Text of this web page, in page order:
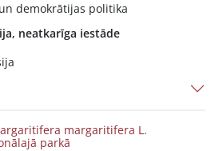
demokrātijas politika
neatkarīga iestāde
margaritifera L.
parkā